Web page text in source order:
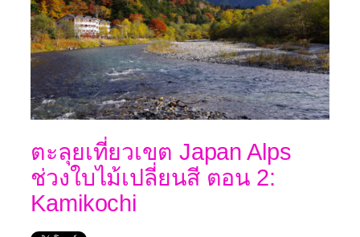
ตะลุยเที่ยวเขต Japan Alps
ช่วงใบไม้เปลี่ยนสี ตอน 2:
Kamikochi